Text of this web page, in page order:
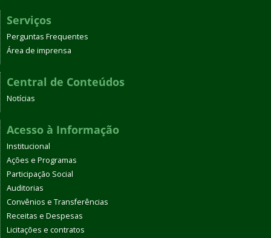
Serviços
Perguntas Frequentes
Área de imprensa
Central de Conteúdos
Notícias
Acesso à Informação
Institucional
Ações e Programas
Participação Social
Auditorias
Convênios e Transferências
Receitas e Despesas
Licitações e contratos